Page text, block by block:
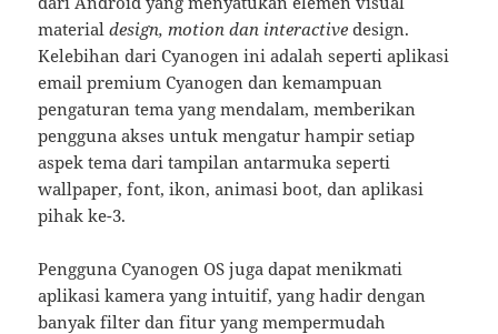
materialdesign, motion dan interactive design.
Kelebihan dari Cyanogen ini adalah seperti aplikasi
email premium Cyanogen dan kemampuan
pengaturan tema yang mendalam, memberikan
pengguna akses untuk mengatur hampir setiap
aspek tema dari tampilan antarmuka seperti
wallpaper, font, ikon, animasi boot, dan aplikasi
pihak ke-3.
Pengguna Cyanogen OS juga dapat menikmati
aplikasi kamera yang intuitif, yang hadir dengan
banyak filter dan fitur yang mempermudah